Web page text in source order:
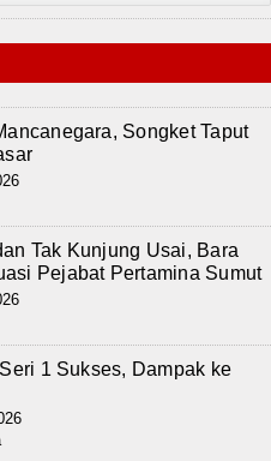
Songket Taput
Tak Kunjung Usai, Bara
Pejabat Pertamina Sumut
1 Sukses, Dampak ke